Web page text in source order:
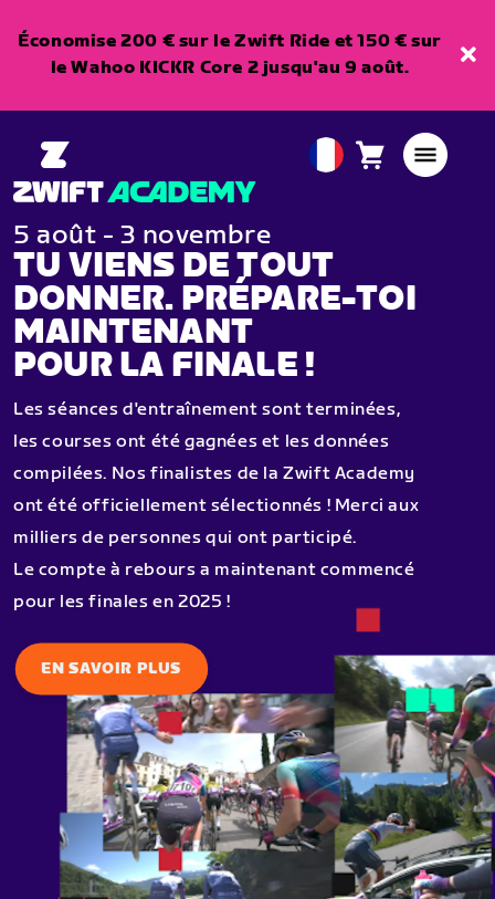
Économise 200 € sur le Zwift Ride et 150 € sur
le Wahoo KICKR Core 2 jusqu'au 9 août.
EuropeanPanier0
5 août - 3 novembre
TU VIENS DE TOUT
DONNER. PRÉPARE-TOI
MAINTENANT
POUR LA FINALE !
Les séances d'entraînement sont terminées,
les courses ont été gagnées et les données
compilées. Nos finalistes de la Zwift Academy
ont été officiellement sélectionnés ! Merci aux
milliers de personnes qui ont participé.
Le compte à rebours a maintenant commencé
pour les finales en 2025 !
EN SAVOIR PLUS